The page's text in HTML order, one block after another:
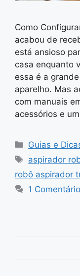
Como
acabou de
está ansioso
casa enquanto
essa é a
aparelho. Mas
com manuais
acessórios e
Categorias
Guias e
Tags
aspirador
robô aspirador
1 Comentário